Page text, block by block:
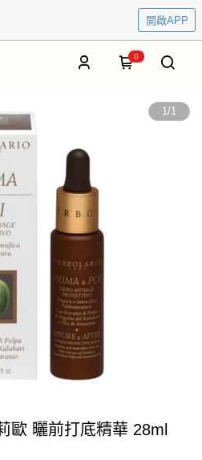
開啟APP
0
1/1
歐 曬前打底精華 28ml